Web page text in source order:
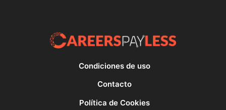
Condiciones de uso
Contacto
Política de Cookies